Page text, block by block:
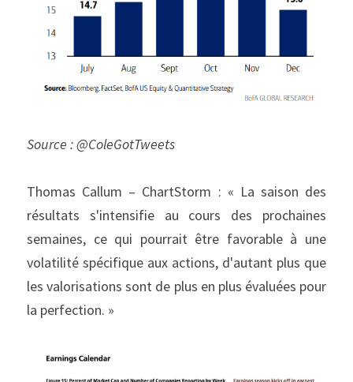
Source : @ColeGotTweets
Thomas Callum – ChartStorm : « La saison des
résultats s'intensifie au cours des prochaines
semaines, ce qui pourrait être favorable à une
volatilité spécifique aux actions, d'autant plus que
les valorisations sont de plus en plus évaluées pour
la perfection. »